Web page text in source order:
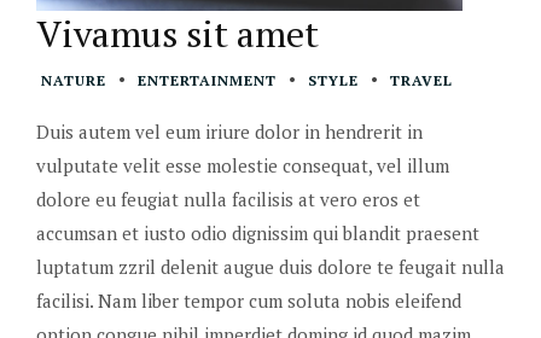
Vivamus sit amet
NATURE ENTERTAINMENT STYLE TRAVEL
Duis autem vel eum iriure dolor in hendrerit in
vulputate velit esse molestie consequat, vel illum
dolore eu feugiat nulla facilisis at vero eros et
accumsan et iusto odio dignissim qui blandit praesent
luptatum zzril delenit augue duis dolore te feugait nulla
facilisi. Nam liber tempor cum soluta nobis eleifend